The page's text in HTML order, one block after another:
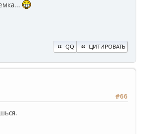
QQ ЦИТИРОВАТЬ
#66